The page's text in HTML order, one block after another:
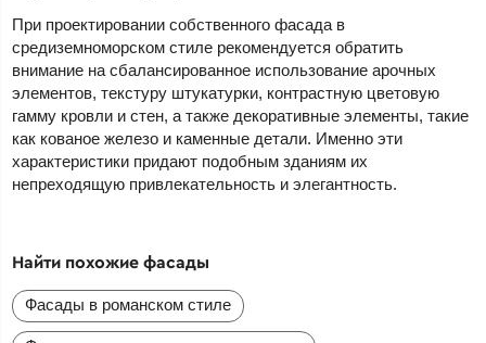
При проектировании собственного фасада в
средиземноморском стиле рекомендуется обратить
внимание на сбалансированное использование арочных
элементов, текстуру штукатурки, контрастную цветовую
гамму кровли и стен, а также декоративные элементы, такие
как кованое железо и каменные детали. Именно эти
характеристики придают подобным зданиям их
непреходящую привлекательность и элегантность.
Найти похожие фасады
Фасады в романском стиле